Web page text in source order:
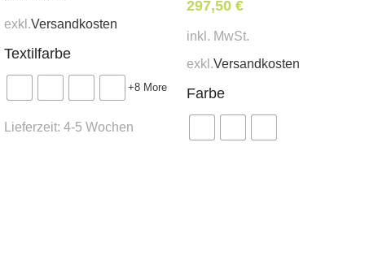
Farbe – auf Bestellung ab 4 Stück.
Individueller Stoff auf Bestellung ab 2 Stück.
Die ideale Wahl für Zuhause, ein Café oder ein
modernes Restaurant, wo Komfort und Stil wichtig
sind.
Bitte beachten Sie, dass bei der Herstellung der
exkl.Versandkosten
Textilfarbe
+8 More
Lieferzeit: 4-5 Wochen
297,50 €
inkl. MwSt.
exkl.Versandkosten
Farbe